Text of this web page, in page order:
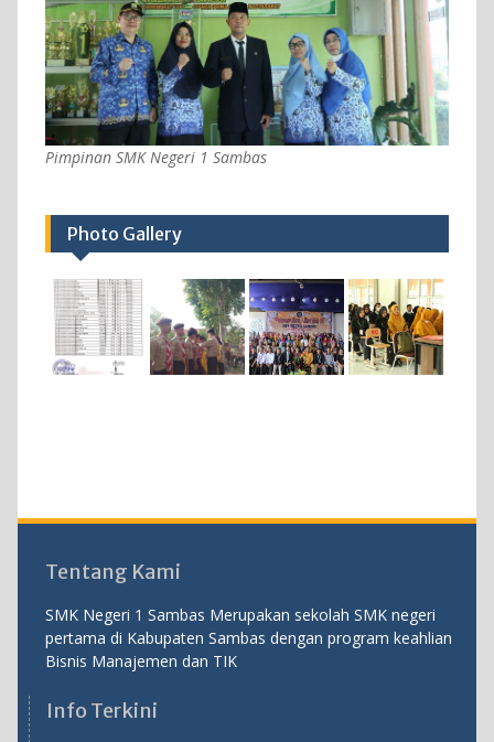
Pimpinan SMK Negeri 1 Sambas
Photo Gallery
Tentang Kami
SMK Negeri 1 Sambas Merupakan sekolah SMK negeri
pertama di Kabupaten Sambas dengan program keahlian
Bisnis Manajemen dan TIK
Info Terkini